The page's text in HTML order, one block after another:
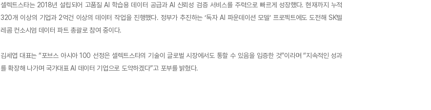
셀렉트스타는 2018년 설립되어 고품질 AI 학습용 데이터 공급과 AI 신뢰성 검증 서비스를 주력으로 빠르게 성장했다. 현재까지 누적
320개 이상의 기업과 2억건 이상의 데이터 작업을 진행했다. 정부가 추진하는 ‘독자 AI 파운데이션 모델’ 프로젝트에도 도전해 SK텔
레콤 컨소시엄 데이터 파트 총괄로 참여 중이다.
김세엽 대표는 “포브스 아시아 100 선정은 셀렉트스타의 기술이 글로벌 시장에서도 통할 수 있음을 입증한 것”이라며 “지속적인 성과
를 확장해 나가며 국가대표 AI 데이터 기업으로 도약하겠다”고 포부를 밝혔다.